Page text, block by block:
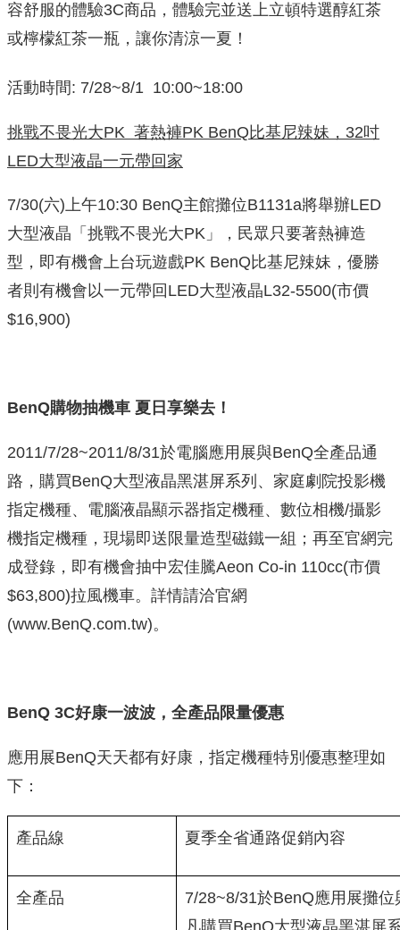
容舒服的體驗3C商品，體驗完並送上立頓特選醇紅茶
或檸檬紅茶一瓶，讓你清涼一夏！
活動時間: 7/28~8/1 10:00~18:00
挑戰不畏光大PK 著熱褲PK BenQ 比基尼辣妹，32吋
LED大型液晶一元帶回家
7/30(六)上午10:30 BenQ主館攤位B1131a將舉辦LED
大型液晶「挑戰不畏光大PK」，民眾只要著熱褲造
型，即有機會上台玩遊戲PK BenQ比基尼辣妹，優勝
者則有機會以一元帶回LED大型液晶L32-5500(市價
$16,900)
BenQ購物抽機車 夏日享樂去！
2011/7/28~2011/8/31於電腦應用展與BenQ全產品通
路，購買BenQ大型液晶黑湛屏系列、家庭劇院投影機
指定機種、電腦液晶顯示器指定機種、數位相機/攝影
機指定機種，現場即送限量造型磁鐵一組；再至官網完
成登錄，即有機會抽中宏佳騰Aeon Co-in 110cc(市價
$63,800)拉風機車。詳情請洽官網
(www.BenQ.com.tw)。
BenQ 3C好康一波波，全產品限量優惠
應用展BenQ天天都有好康，指定機種特別優惠整理如
下：
產品線 夏季全省通路促銷內容
全產品
7/28~8/31於BenQ應用展攤